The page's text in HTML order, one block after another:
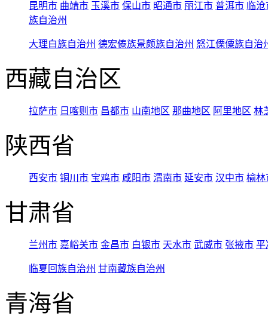
昆明市 曲靖市 玉溪市 保山市 昭通市 丽江市 普洱市 临
族自治州
大理白族自治州 德宏傣族景颇族自治州 怒江傈僳族自治
西藏自治区
拉萨市 日喀则市 昌都市 山南地区 那曲地区 阿里地区 林
陕西省
西安市 铜川市 宝鸡市 咸阳市 渭南市 延安市 汉中市 榆林
甘肃省
兰州市 嘉峪关市 金昌市 白银市 天水市 武威市 张掖市 平
临夏回族自治州 甘南藏族自治州
青海省